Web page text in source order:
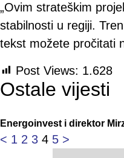
„Ovim strateškim
stabilnosti u regiji.
tekst možete pročitati
Post Views: 1.628
Ostale vijesti
Energoinvest i direktor
< 1 2 3 4 5 >